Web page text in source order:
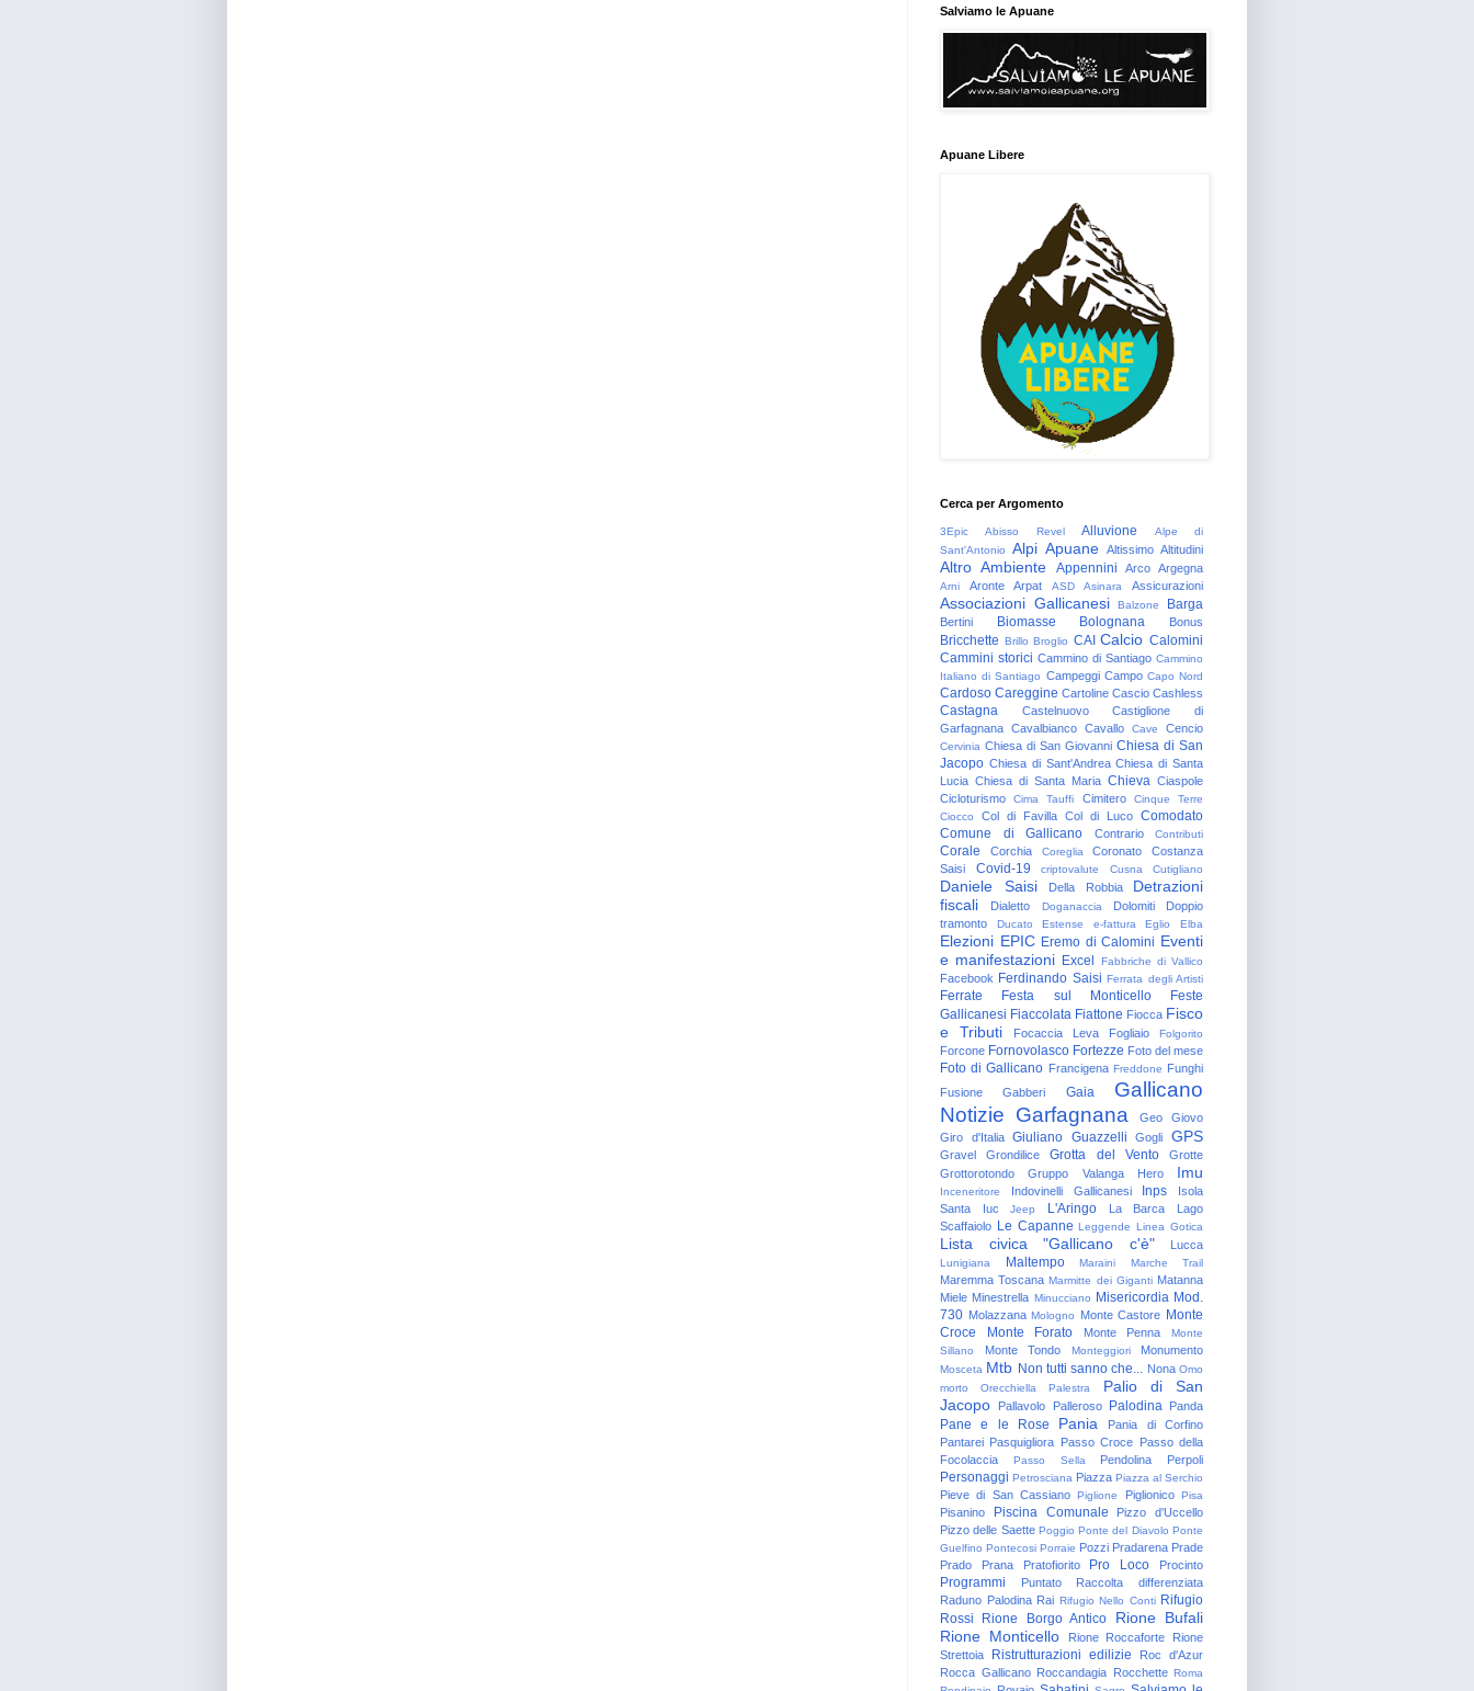
Salviamo le Apuane
Apuane Libere
Cerca per Argomento
3Epic Abisso Revel Alluvione
Alpe di
Sant'Antonio
Alpi Apuane Altissimo Altitudini
Altro Ambiente Appennini Arco Argegna
Arni Aronte Arpat ASD Asinara Assicurazioni
Associazioni Gallicanesi Balzone Barga
Bertini Biomasse Bolognana Bonus
Bricchette Brillo Broglio CAI Calcio Calomini
Cammini storici Cammino di Santiago Cammino
Italiano di Santiago Campeggi Campo Capo Nord
Cardoso Careggine Cartoline Cascio Cashless
Castagna Castelnuovo
Castiglione di
Garfagnana Cavalbianco Cavallo Cave Cencio
Cervinia Chiesa di San Giovanni Chiesa di San
Jacopo Chiesa di Sant'Andrea Chiesa di Santa
Lucia Chiesa di Santa Maria Chieva Ciaspole
Cicloturismo
Cima Tauffi Cimitero
Cinque Terre
Ciocco
Col di Favilla Col di Luco Comodato
Comune di Gallicano
Contrario Contributi
Corale Corchia Coreglia Coronato
Costanza
Saisi
Covid-19 criptovalute Cusna Cutigliano
Daniele Saisi Della Robbia
Detrazioni
fiscali
Dialetto Doganaccia Dolomiti
Doppio
tramonto
Ducato Estense e-fattura Eglio Elba
Elezioni EPIC Eremo di Calomini Eventi
e manifestazioni Excel Fabbriche di Vallico
Facebook Ferdinando Saisi Ferrata degli Artisti
Ferrate Festa sul Monticello
Feste
Gallicanesi Fiaccolata Fiattone Fiocca Fisco
e Tributi
Focaccia Leva Fogliaio Folgorito
Forcone Fornovolasco Fortezze Foto del mese
Foto di Gallicano Francigena Freddone Funghi
Fusione
Gabberi Gaia
Gallicano
Notizie Garfagnana Geo
Giovo
Giro d'Italia
Giuliano Guazzelli Gogli GPS
Gravel Grondilice Grotta del Vento
Grotte
Grottorotondo
Gruppo Valanga Hero Imu
Inceneritore Indovinelli Gallicanesi Inps
Isola
Santa
Iuc Jeep L'Aringo La Barca
Lago
Scaffaiolo Le Capanne Leggende Linea Gotica
Lista civica "Gallicano c'è" Lucca
Lunigiana Maltempo Maraini Marche Trail
Maremma Toscana Marmitte dei Giganti Matanna
Miele Minestrella Minucciano Misericordia Mod.
730 Molazzana Mologno Monte Castore Monte
Croce
Monte Forato Monte Penna
Monte
Sillano
Monte Tondo Monteggiori Monumento
Mosceta Mtb Non tutti sanno che... Nona Omo
morto
Orecchiella Palestra
Palio di San
Jacopo
Pallavolo Palleroso Palodina Panda
Pane e le Rose Pania
Pania di Corfino
Pantarei Pasquigliora Passo Croce Passo della
Focolaccia
Passo Sella Pendolina Perpoli
Personaggi Petrosciana Piazza Piazza al Serchio
Pieve di San Cassiano Piglione Piglionico Pisa
Pisanino Piscina Comunale
Pizzo d'Uccello
Pizzo delle Saette Poggio Ponte del Diavolo Ponte
Guelfino Pontecosi Porraie Pozzi Pradarena Prade
Prado
Prana Pratofiorito Pro Loco Procinto
Programmi Puntato
Raccolta differenziata
Raduno Palodina Rai Rifugio Nello Conti Rifugio
Rossi
Rione Borgo Antico
Rione Bufali
Rione Monticello
Rione Roccaforte
Rione
Strettoia
Ristrutturazioni edilizie
Roc d'Azur
Rocca Gallicano Roccandagia Rocchette Roma